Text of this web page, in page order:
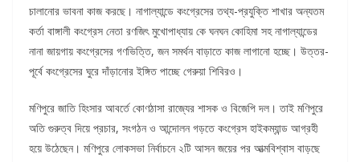
চালানোর ভাবনা কাজ করছে। নাগাল্যান্ডে কংগ্রেসের তথ্য-প্রযুক্তি শাখার অন্যতম
কর্তা বাঙ্গালী কংগ্রেস নেতা রণজিৎ মুখোপাধ্যায় কে ঘনঘন কোহিমা সহ নাগাল্যান্ডের
নানা জায়গায় কংগ্রেসের গণভিত্তি, জন সমর্থন বাড়াতে কাজ লাগানো হচ্ছে। উত্তর-
পূর্বে কংগ্রেসের ঘুরে দাঁড়ানোর ইঙ্গিত পাচ্ছে গেরুয়া শিবিরও।
মণিপুরে জাতি হিংসার আবর্তে কোণঠাসা রাজ্যের শাসক ও বিজেপি দল। তাই মণিপুরে
অতি গুরুত্ব দিয়ে প্রচার, সংগঠন ও আন্দোলন গড়তে কংগ্রেস হাইকম্যান্ড আগ্রহী
হয়ে উঠেছেন। মণিপুরে লোকসভা নির্বাচনে ২টি আসন জয়ের পর আত্মবিশ্বাস বাড়ছে